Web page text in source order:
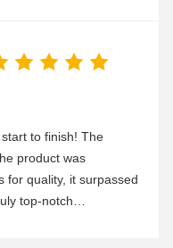
to finish! The
product was
for quality, it surpassed